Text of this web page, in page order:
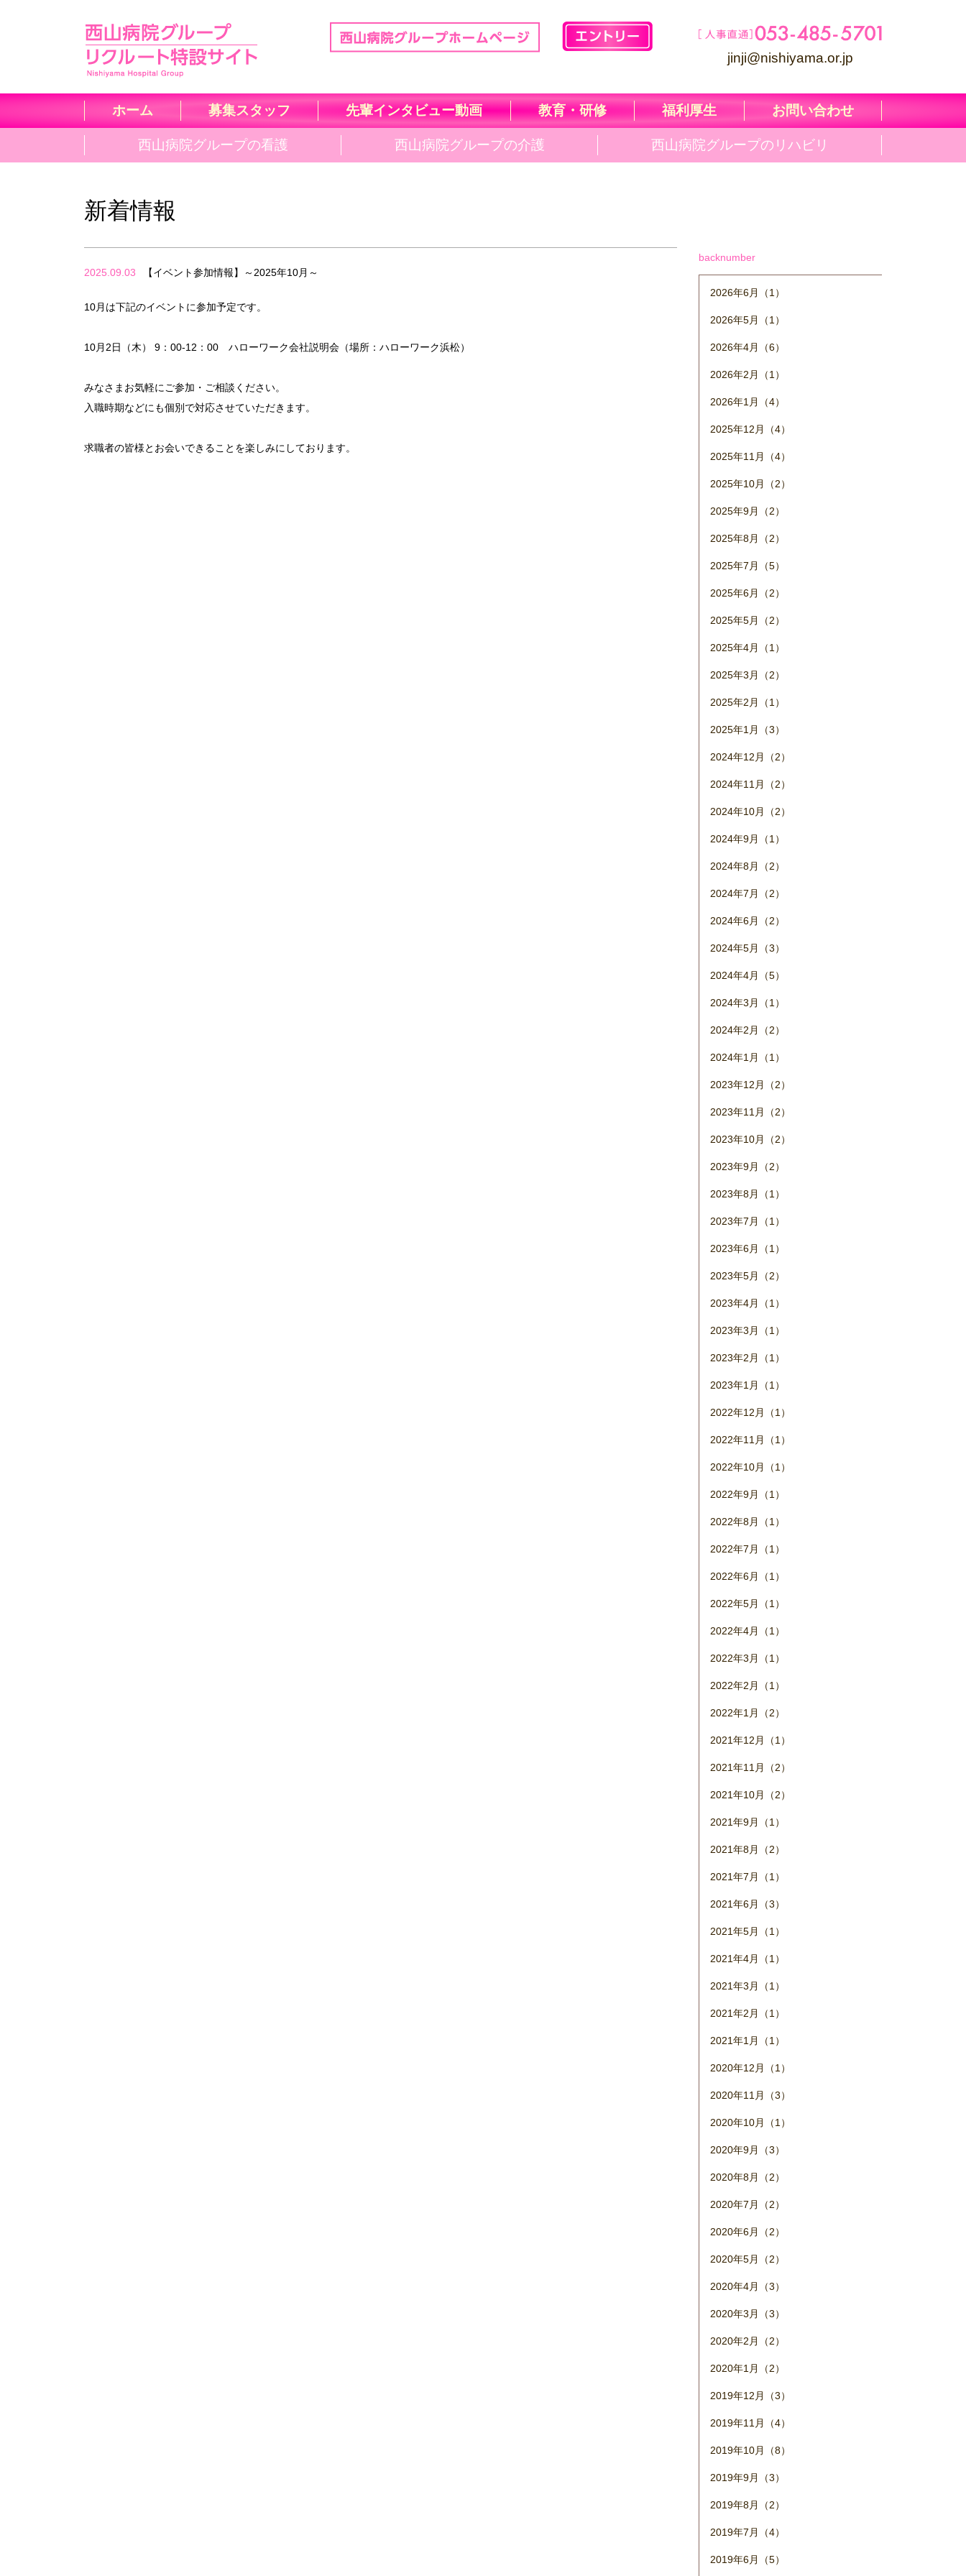
jinji@nishiyama.or.jp
ホーム 募集スタッフ 先輩インタビュー動画 教育・研修 福利厚生 お問い合わせ
西山病院グループの看護 西山病院グループの介護 西山病院グループのリハビリ
新着情報
2025.09.03 【イベント参加情報】～2025年10月～
10月は下記のイベントに参加予定です。
10月2日（木） 9：00-12：00 ハローワーク会社説明会（場所：ハローワーク浜松）
みなさまお気軽にご参加・ご相談ください。
入職時期などにも個別で対応させていただきます。
求職者の皆様とお会いできることを楽しみにしております。
backnumber
2026年6月（1）
2026年5月（1）
2026年4月（6）
2026年2月（1）
2026年1月（4）
2025年12月（4）
2025年11月（4）
2025年10月（2）
2025年9月（2）
2025年8月（2）
2025年7月（5）
2025年6月（2）
2025年5月（2）
2025年4月（1）
2025年3月（2）
2025年2月（1）
2025年1月（3）
2024年12月（2）
2024年11月（2）
2024年10月（2）
2024年9月（1）
2024年8月（2）
2024年7月（2）
2024年6月（2）
2024年5月（3）
2024年4月（5）
2024年3月（1）
2024年2月（2）
2024年1月（1）
2023年12月（2）
2023年11月（2）
2023年10月（2）
2023年9月（2）
2023年8月（1）
2023年7月（1）
2023年6月（1）
2023年5月（2）
2023年4月（1）
2023年3月（1）
2023年2月（1）
2023年1月（1）
2022年12月（1）
2022年11月（1）
2022年10月（1）
2022年9月（1）
2022年8月（1）
2022年7月（1）
2022年6月（1）
2022年5月（1）
2022年4月（1）
2022年3月（1）
2022年2月（1）
2022年1月（2）
2021年12月（1）
2021年11月（2）
2021年10月（2）
2021年9月（1）
2021年8月（2）
2021年7月（1）
2021年6月（3）
2021年5月（1）
2021年4月（1）
2021年3月（1）
2021年2月（1）
2021年1月（1）
2020年12月（1）
2020年11月（3）
2020年10月（1）
2020年9月（3）
2020年8月（2）
2020年7月（2）
2020年6月（2）
2020年5月（2）
2020年4月（3）
2020年3月（3）
2020年2月（2）
2020年1月（2）
2019年12月（3）
2019年11月（4）
2019年10月（8）
2019年9月（3）
2019年8月（2）
2019年7月（4）
2019年6月（5）